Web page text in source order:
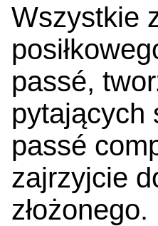
Wszystkie
passé,
pytających
passé
zajrzyjcie
złożonego.